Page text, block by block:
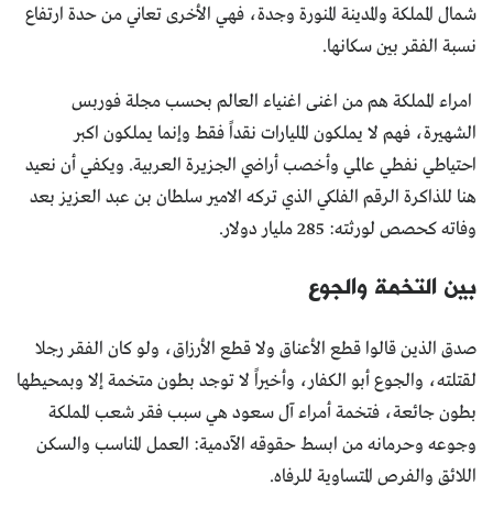
شمال المملكة والمدينة المنورة وجدة، فهي الأخرى تعاني من حدة ارتفاع
نسبة الفقر بين سكانها.
امراء المملكة هم من اغنى اغنياء العالم بحسب مجلة فوربس
الشهيرة، فهم لا يملكون المليارات نقداً فقط وإنما يملكون اكبر
احتياطي نفطي عالمي وأخصب أراضي الجزيرة العربية. ويكفي أن نعيد
هنا للذاكرة الرقم الفلكي الذي تركه الامير سلطان بن عبد العزيز بعد
وفاته كحصص لورثته: 285 مليار دولار.
بين التخمة والجوع
صدق الذين قالوا قطع الأعناق ولا قطع الأرزاق، ولو كان الفقر رجلا
لقتلته، والجوع أبو الكفار، وأخيراً لا توجد بطون متخمة إلا وبمحيطها
بطون جائعة، فتخمة أمراء آل سعود هي سبب فقر شعب المملكة
وجوعه وحرمانه من ابسط حقوقه الآدمية: العمل المناسب والسكن
اللائق والفرص المتساوية للرفاه.